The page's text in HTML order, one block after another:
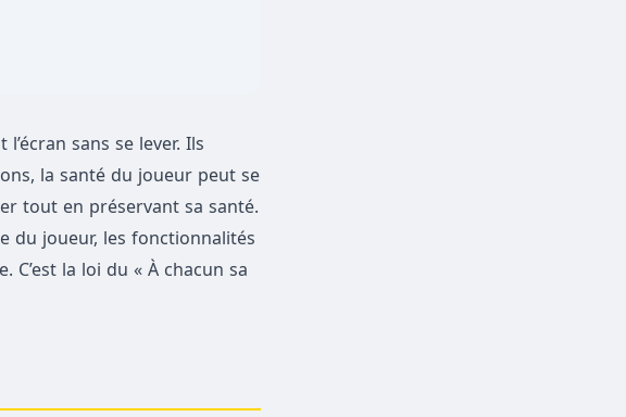
sans se lever. Ils
la santé du joueur peut se
tout en préservant sa santé.
du joueur, les fonctionnalités
la loi du « À chacun sa